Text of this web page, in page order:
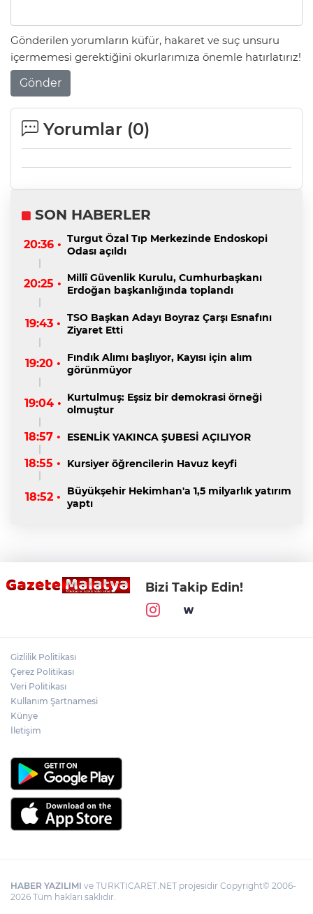
Gönderilen yorumların küfür, hakaret ve suç unsuru
içermemesi gerektiğini okurlarımıza önemle hatırlatırız!
Gönder
Yorumlar (0)
SON HABERLER
20:36 • Turgut Özal Tıp Merkezinde Endoskopi
Odası açıldı
20:25 • Millî Güvenlik Kurulu, Cumhurbaşkanı
Erdoğan başkanlığında toplandı
19:43 • TSO Başkan Adayı Boyraz Çarşı Esnafını
Ziyaret Etti
19:20 •
Fındık Alımı başlıyor, Kayısı için alım
görünmüyor
19:04 • Kurtulmuş: Eşsiz bir demokrasi örneği
olmuştur
18:57 • ESENLİK YAKINCA ŞUBESİ AÇILIYOR
18:55 • Kursiyer öğrencilerin Havuz keyfi
18:52 •
Büyükşehir Hekimhan'a 1,5 milyarlık yatırım
yaptı
Bizi Takip Edin!
Gizlilik Politikası
Çerez Politikası
Veri Politikası
Kullanım Şartnamesi
Künye
İletişim
HABER YAZILIMI ve TURKTICARET.NET projesidir Copyright© 2006-
2026 Tüm hakları saklıdır.